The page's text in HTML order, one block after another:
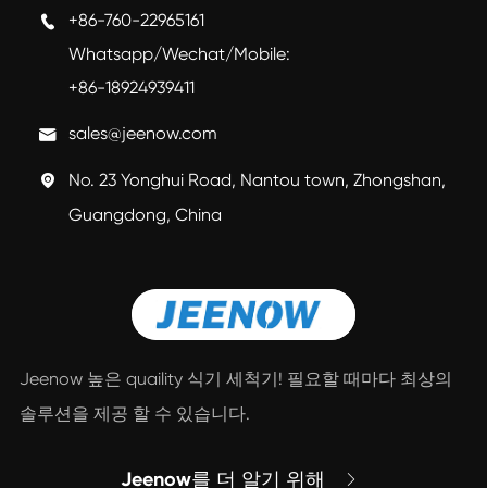

+86-760-22965161
Whatsapp/Wechat/Mobile:
+86-18924939411
 sales@jeenow.com

No. 23 Yonghui Road, Nantou town, Zhongshan,
Guangdong, China
Jeenow 높은 quaility 식기 세척기! 필요할 때마다 최상의
솔루션을 제공 할 수 있습니다.
Jeenow를 더 알기 위해 